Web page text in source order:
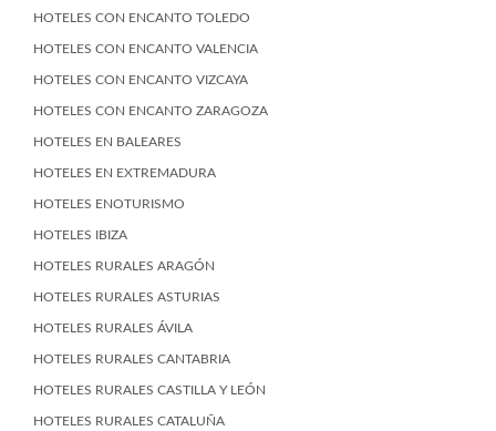
HOTELES CON ENCANTO TOLEDO
HOTELES CON ENCANTO VALENCIA
HOTELES CON ENCANTO VIZCAYA
HOTELES CON ENCANTO ZARAGOZA
HOTELES EN BALEARES
HOTELES EN EXTREMADURA
HOTELES ENOTURISMO
HOTELES IBIZA
HOTELES RURALES ARAGÓN
HOTELES RURALES ASTURIAS
HOTELES RURALES ÁVILA
HOTELES RURALES CANTABRIA
HOTELES RURALES CASTILLA Y LEÓN
HOTELES RURALES CATALUÑA